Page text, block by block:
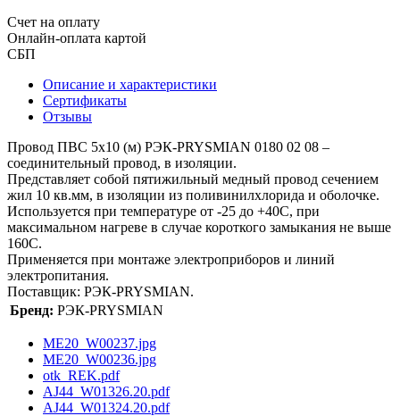
Счет на оплату
Онлайн-оплата картой
СБП
Описание и характеристики
Сертификаты
Отзывы
Провод ПВС 5х10 (м) РЭК-PRYSMIAN 0180 02 08 –
соединительный провод, в изоляции.
Представляет собой пятижильный медный провод сечением
жил 10 кв.мм, в изоляции из поливинилхлорида и оболочке.
Используется при температуре от -25 до +40С, при
максимальном нагреве в случае короткого замыкания не выше
160С.
Применяется при монтаже электроприборов и линий
электропитания.
Поставщик: РЭК-PRYSMIAN.
Бренд: РЭК-PRYSMIAN
ME20_W00237.jpg
ME20_W00236.jpg
otk_REK.pdf
AJ44_W01326.20.pdf
AJ44_W01324.20.pdf